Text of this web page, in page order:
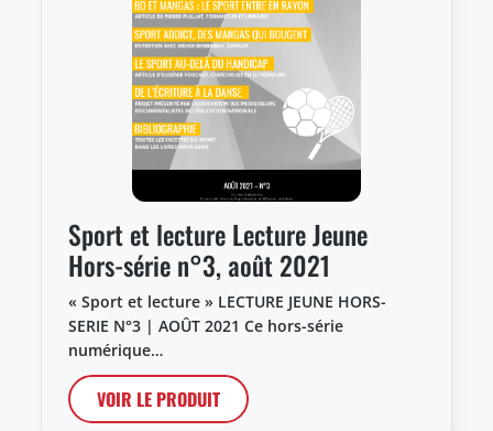
Sport et lecture Lecture Jeune
Hors-série n°3, août 2021
« Sport et lecture » LECTURE JEUNE HORS-
SERIE N°3 | AOÛT 2021 Ce hors-série
numérique…
VOIR LE PRODUIT